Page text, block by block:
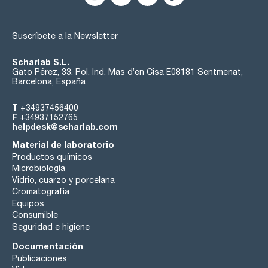
Suscríbete a la Newsletter
Scharlab S.L.
Gato Pérez, 33. Pol. Ind. Mas d’en Cisa E08181 Sentmenat,
Barcelona, España
T +34937456400
F +34937152765
helpdesk@scharlab.com
Material de laboratorio
Productos químicos
Microbiología
Vidrio, cuarzo y porcelana
Cromatografía
Equipos
Consumible
Seguridad e higiene
Documentación
Publicaciones